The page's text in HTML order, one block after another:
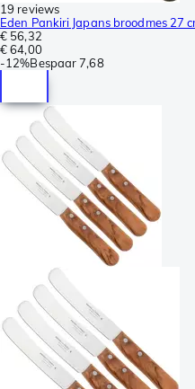
19 reviews
Eden Pankiri Japans broodmes 27
€ 56,32
€ 64,00
-12%Bespaar 7,68